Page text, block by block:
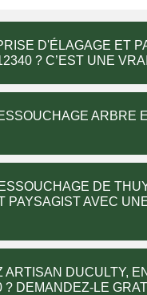
D'ÉLAGAGE ET
? C’EST UNE
ARBRE
DE
PAYSAGIST AVEC
DUCULTY,
DEMANDEZ-LE